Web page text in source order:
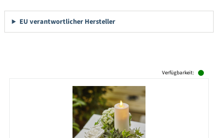
EU verantwortlicher Hersteller
Verfügbarkeit: